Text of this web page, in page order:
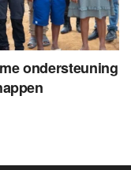
ondersteuning